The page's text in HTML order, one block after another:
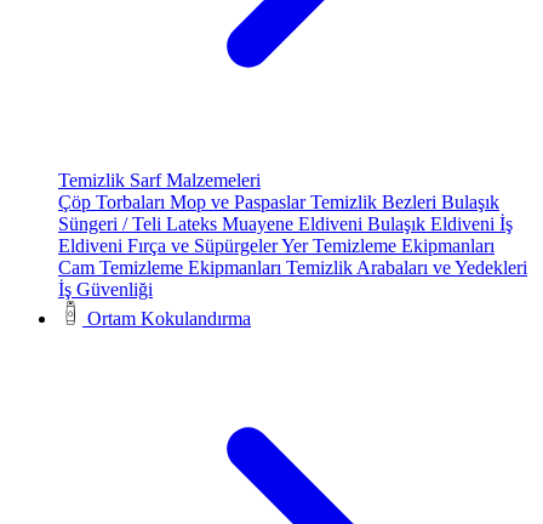
Temizlik Sarf Malzemeleri
Çöp Torbaları Mop ve PaspaslarTemizlik Bezleri Bulaşık
Süngeri / Teli Lateks Muayene Eldiveni Bulaşık Eldiveni İş
Eldiveni Fırça ve SüpürgelerYer Temizleme Ekipmanları
Cam Temizleme Ekipmanları Temizlik Arabaları ve Yedekleri
İş Güvenliği
Ortam Kokulandırma